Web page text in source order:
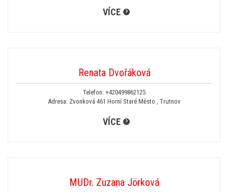
VÍCE
Renata Dvořáková
Telefon: +420499862125
Adresa: Zvonková 461 Horní Staré Město , Trutnov
VÍCE
MUDr. Zuzana Jörková